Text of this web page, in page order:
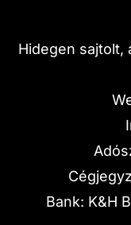
Hidegen sajtolt,
Bank: K&H